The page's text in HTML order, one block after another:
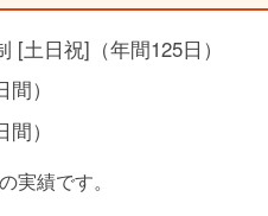
[土日祝]（年間125日）
）
）
実績です。